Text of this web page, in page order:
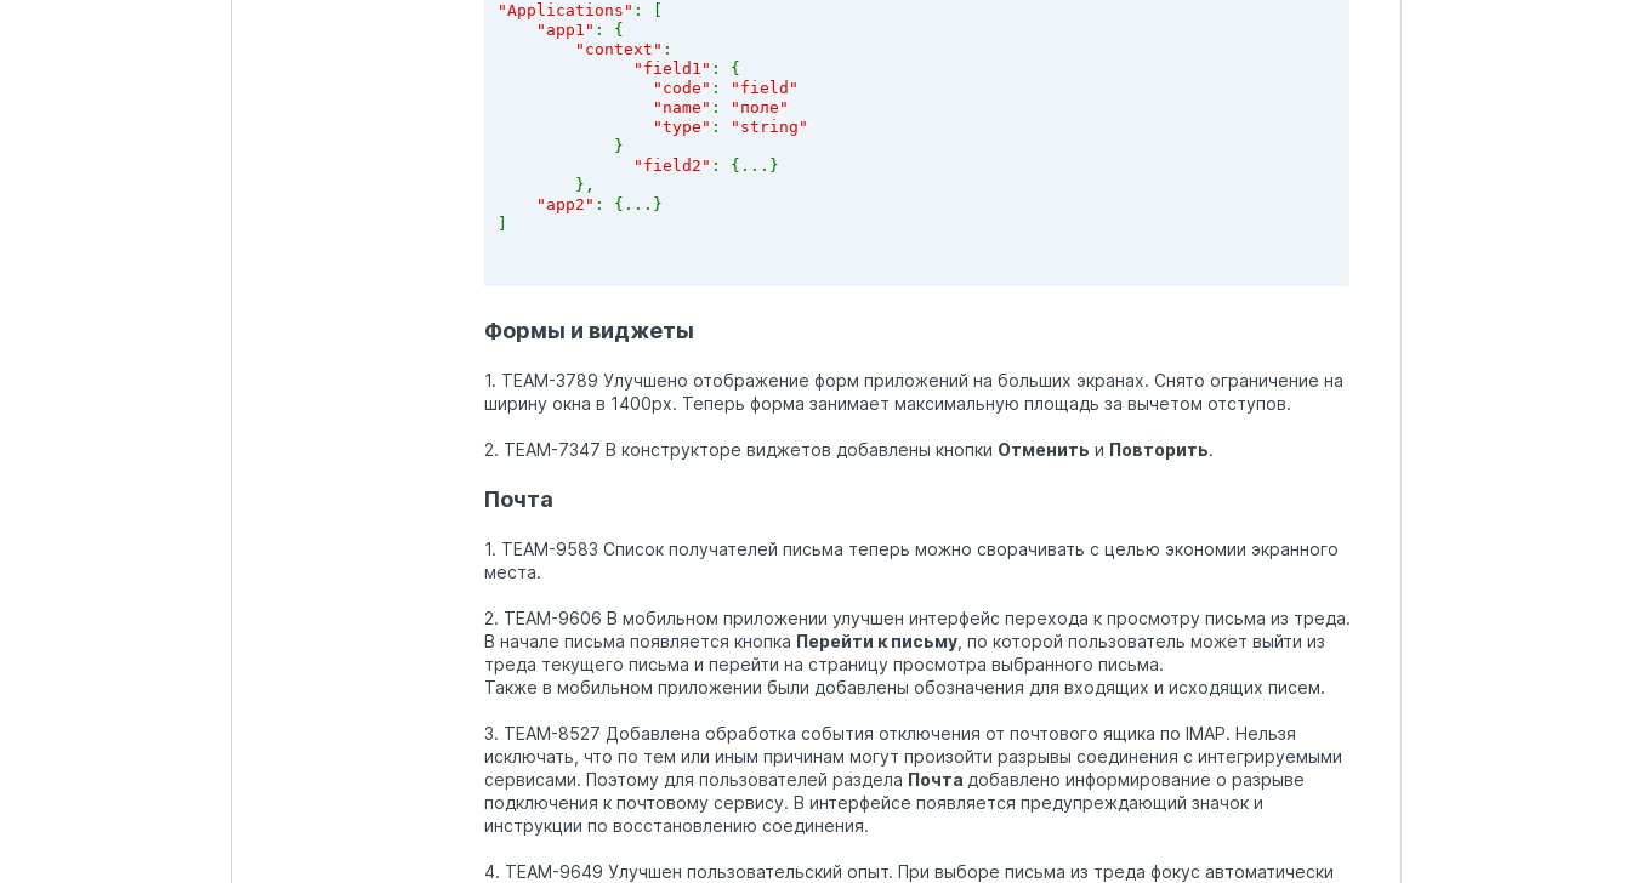
"Applications" : [
"app1" : {
"context" :
"field1" : {
"code" :
"field"
"name" :
"поле"
"type" :
"string"
}
"field2" : {...}
},
"app2" : {...}
Формы и виджеты
1. TEAM-3789 Улучшено отображение форм приложений на больших экранах. Снято ограничение на
ширину окна в 1400px. Теперь форма занимает максимальную площадь за вычетом отступов.
2. TEAM-7347 В конструкторе виджетов добавлены кнопки Отменить и Повторить.
Почта
1. TEAM-9583 Список получателей письма теперь можно сворачивать с целью экономии экранного
места.
2. TEAM-9606 В мобильном приложении улучшен интерфейс перехода к просмотру письма из треда.
В начале письма появляется кнопка Перейти к письму, по которой пользователь может выйти из
треда текущего письма и перейти на страницу просмотра выбранного письма.
Также в мобильном приложении были добавлены обозначения для входящих и исходящих писем.
3. TEAM-8527 Добавлена обработка события отключения от почтового ящика по IMAP. Нельзя
исключать, что по тем или иным причинам могут произойти разрывы соединения с интегрируемыми
сервисами. Поэтому для пользователей раздела Почта добавлено информирование о разрыве
подключения к почтовому сервису. В интерфейсе появляется предупреждающий значок и
инструкции по восстановлению соединения.
4. TEAM-9649 Улучшен пользовательский опыт. При выборе письма из треда фокус автоматически